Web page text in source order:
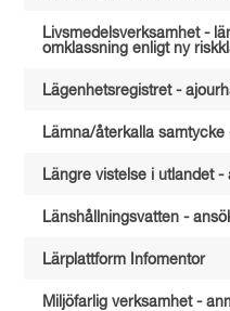
Livsmedelsverksamhet -
omklassning enligt ny
Lägenhetsregistret -
Lämna/återkalla
Längre vistelse i utlandet -
Länshållningsvatten -
Lärplattform Infomentor
Miljöfarlig verksamhet -